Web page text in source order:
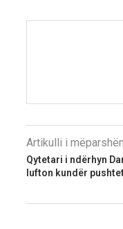
Artikulli i
Qytetari i ndërhyn
lufton kundër